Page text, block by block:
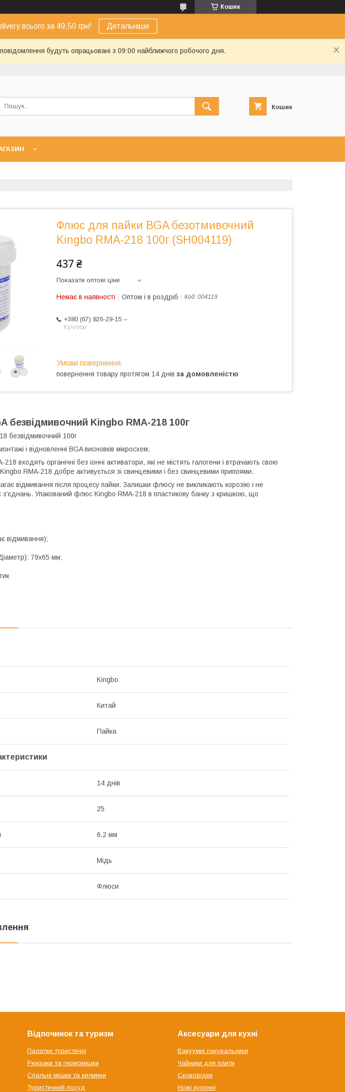
Кошик
всього за 49,50 грн! Детальніше
будуть опрацьовані з 09:00 найближчого робочого дня.
Кошик
Флюс для пайки BGA безотмивочний
Kingbo RMA-218 100г (SH004119)
437 ₴
Показати оптові ціни
Немає в наявності Оптом і в роздріб Код: 004119
+380 (67) 826-29-15
Kyivstar
повернення товару протягом 14 днів за домовленістю
безвідмивочний Kingbo RMA-218 100г
безвідмивочний 100г
і відновленні BGA висновків мікросхем.
входять органічні без іонні активатори, які не містять галогени і втрачають свою
RMA-218 добре активується зі свинцевими і без свинцевими припоями.
відмивання після процесу пайки. Залишки флюсу не викликають корозію і не
з'єднань. Упакований флюс Kingbo RMA-218 в пластикову банку з кришкою, що
відмивання);
79х65 мм;
Kingbo
Китай
Пайка
14 днів
25
6.2 мм
Мідь
Флюси
Відпочинок та туризм
Палатки туристичні
Рюкзаки та гермомішки
Спальні мішки та килимки
Туристичний посуд
Аксесуари для кухні
Вакуумні пакувальники
Чайники для плити
Сковорідки
Ножі кухонні